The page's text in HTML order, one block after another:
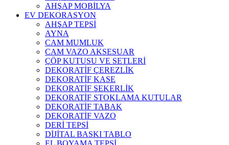
AHŞAP MOBİLYA
EV DEKORASYON
AHŞAP TEPSİ
AYNA
CAM MUMLUK
CAM VAZO AKSESUAR
ÇÖP KUTUSU VE SETLERİ
DEKORATİF ÇEREZLİK
DEKORATİF KASE
DEKORATİF ŞEKERLİK
DEKORATİF STOKLAMA KUTULAR
DEKORATİF TABAK
DEKORATİF VAZO
DERİ TEPSİ
DİJİTAL BASKI TABLO